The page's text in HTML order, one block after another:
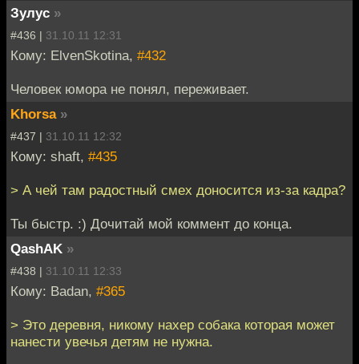
Зулуc »
#436 | 31.10.11 12:31
Кому: ElvenSkotina, #432
Человек юмора не понял, переживает.
Khorsa »
#437 | 31.10.11 12:32
Кому: shaft, #435
> А чей там радостный смех доносится из-за кадра?
Ты быстр. :) Дочитай мой коммент до конца.
QashAK »
#438 | 31.10.11 12:33
Кому: Badan, #365
> Это деревня, никому нахер собака которая может
нанести увечья детям не нужна.